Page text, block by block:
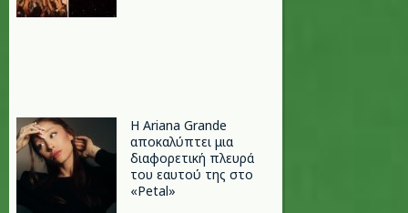
Η Ariana Grande
αποκαλύπτει μια
διαφορετική πλευρά
του εαυτού της στο
«Petal»